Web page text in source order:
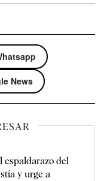
News
espaldarazo del
y urge a